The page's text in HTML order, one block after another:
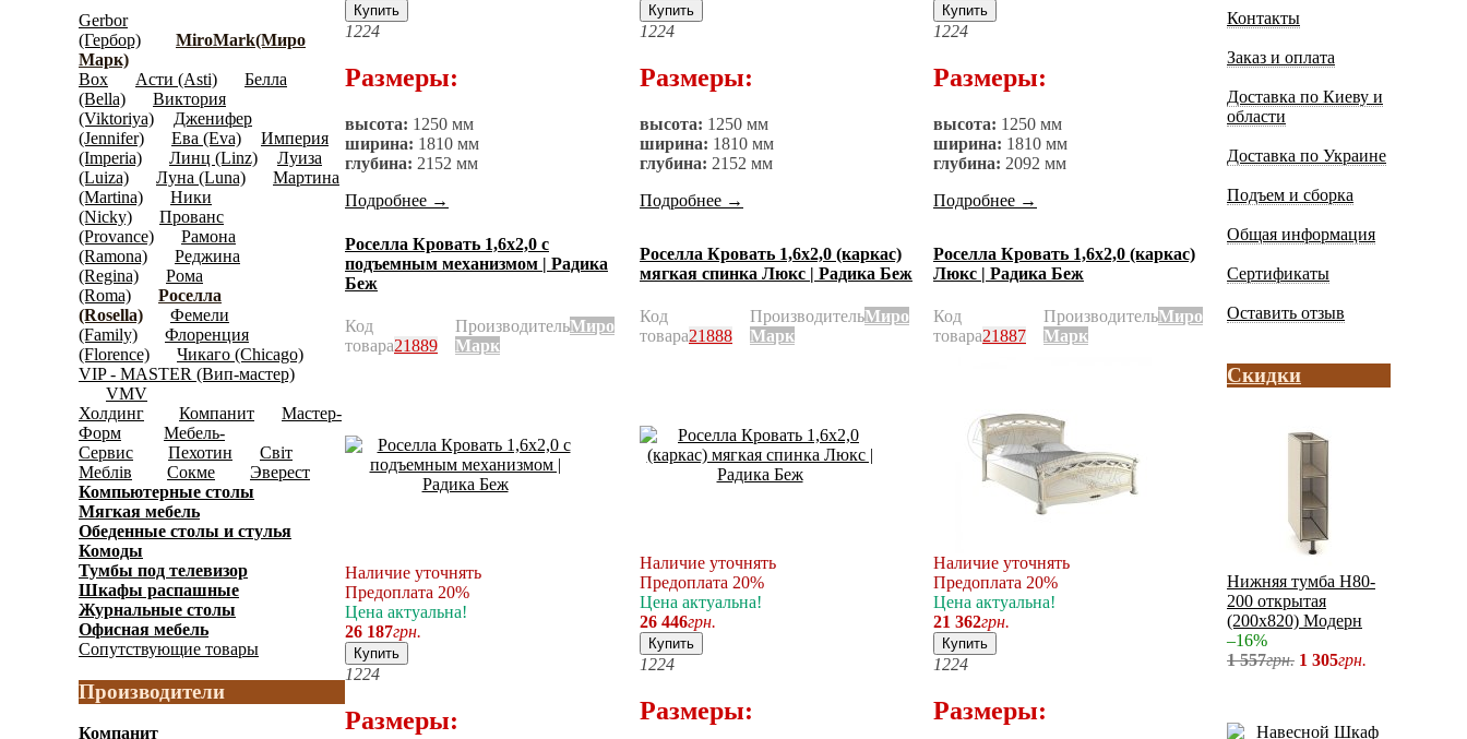
Gerbor
(Гербор)
MiroMark(Миро
Марк)
Box Асти (Asti)
Белла
(Bella)
Виктория
(Viktoriya)
Дженифер
(Jennifer)
Ева (Eva)
Империя
(Imperia)
Линц (Linz)
Луиза
(Luiza)
Луна (Luna)
Мартина
(Martina)
Ники
(Nicky)
Прованс
(Provance)
Рамона
(Ramona)
Реджина
(Regina)
Рома
(Roma)
Роселла
(Rosella)
Фемели
(Family)
Флоренция
(Florence)
Чикаго (Chicago)
VIP - MASTER (Вип-мастер)
VMV
Холдинг
Компанит
Мастер-
Форм
Мебель-
Сервис
Пехотин
Світ
Меблів
Сокме Эверест
Компьютерные столы
Мягкая мебель
Обеденные cтолы и стулья
Комоды
Тумбы под телевизор
Шкафы распашные
Журнальные столы
Офисная мебель
Сопутствующие товары
Производители
Компанит
Купить
1224
Размеры:
высота: 1250 мм
ширина: 1810 мм
глубина: 2152 мм
Подробнее →
Купить
1224
Размеры:
высота: 1250 мм
ширина: 1810 мм
глубина: 2152 мм
Подробнее →
Купить
1224
Размеры:
высота: 1250 мм
ширина: 1810 мм
глубина: 2092 мм
Подробнее →
Роселла Кровать 1,6х2,0 с
подъемным механизмом | Радика
Беж
Код
товара21889
ПроизводительМиро
Марк
Наличие уточнять
Предоплата 20%
Цена актуальна!
26 187грн.
Купить
1224
Размеры:
Роселла Кровать 1,6х2,0 (каркас)
мягкая спинка Люкс | Радика Беж
Код
товара21888
ПроизводительМиро
Марк
Наличие уточнять
Предоплата 20%
Цена актуальна!
26 446грн.
Купить
1224
Размеры:
Роселла Кровать 1,6х2,0 (каркас)
Люкс | Радика Беж
Код
товара21887
ПроизводительМиро
Марк
Наличие уточнять
Предоплата 20%
Цена актуальна!
21 362грн.
Купить
1224
Размеры:
Контакты
Заказ и оплата
Доставка по Киеву и
области
Доставка по Украине
Подъем и сборка
Общая информация
Сертификаты
Оставить отзыв
Скидки
Нижняя тумба Н80-
200 открытая
(200x820) Модерн
–16%
1 557грн. 1 305грн.